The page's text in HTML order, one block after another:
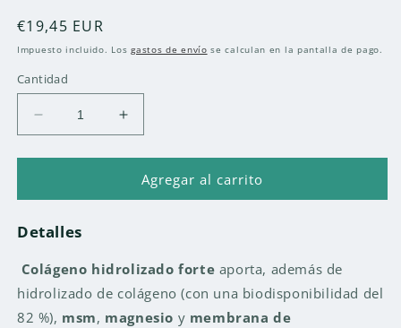
Precio
habitual
€19,45 EUR
Impuesto incluido. Losgastos de envío se calculan en la pantalla de pago.
Cantidad
Reducir
cantidad
para
FORTE
30
Aumentar
cantidad
para
COLAGENO
FORTE
Agregar al carrito
Detalles
Colágeno hidrolizado forte aporta, además de
hidrolizado de colágeno (con una biodisponibilidad del
82 %), msm, magnesio y membrana de